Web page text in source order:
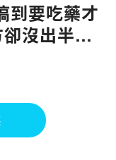
到要吃藥才
沒出半毛